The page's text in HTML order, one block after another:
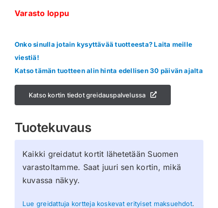
Varasto loppu
Onko sinulla jotain kysyttävää tuotteesta? Laita meille
viestiä!
Katso tämän tuotteen alin hinta edellisen 30 päivän ajalta
Katso kortin tiedot greidauspalvelussa
Tuotekuvaus
Kaikki greidatut kortit lähetetään Suomen
varastoltamme. Saat juuri sen kortin, mikä
kuvassa näkyy.
Lue greidattuja kortteja koskevat erityiset maksuehdot.